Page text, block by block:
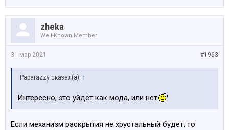
zheka
Well-Known Member
#1963
31 мар 2021
Paparazzy сказал(а): ↑
Интересно, это уйдёт как мода, или нет
Если механизм раскрытия не хрустальный будет, то